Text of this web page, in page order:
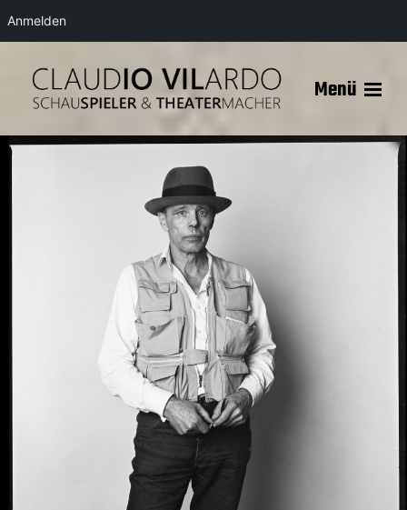
Anmelden
Menü